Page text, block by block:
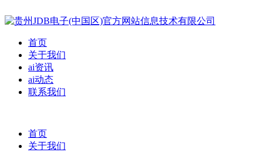
首页
关于我们
ai资讯
ai动态
联系我们
首页
关于我们